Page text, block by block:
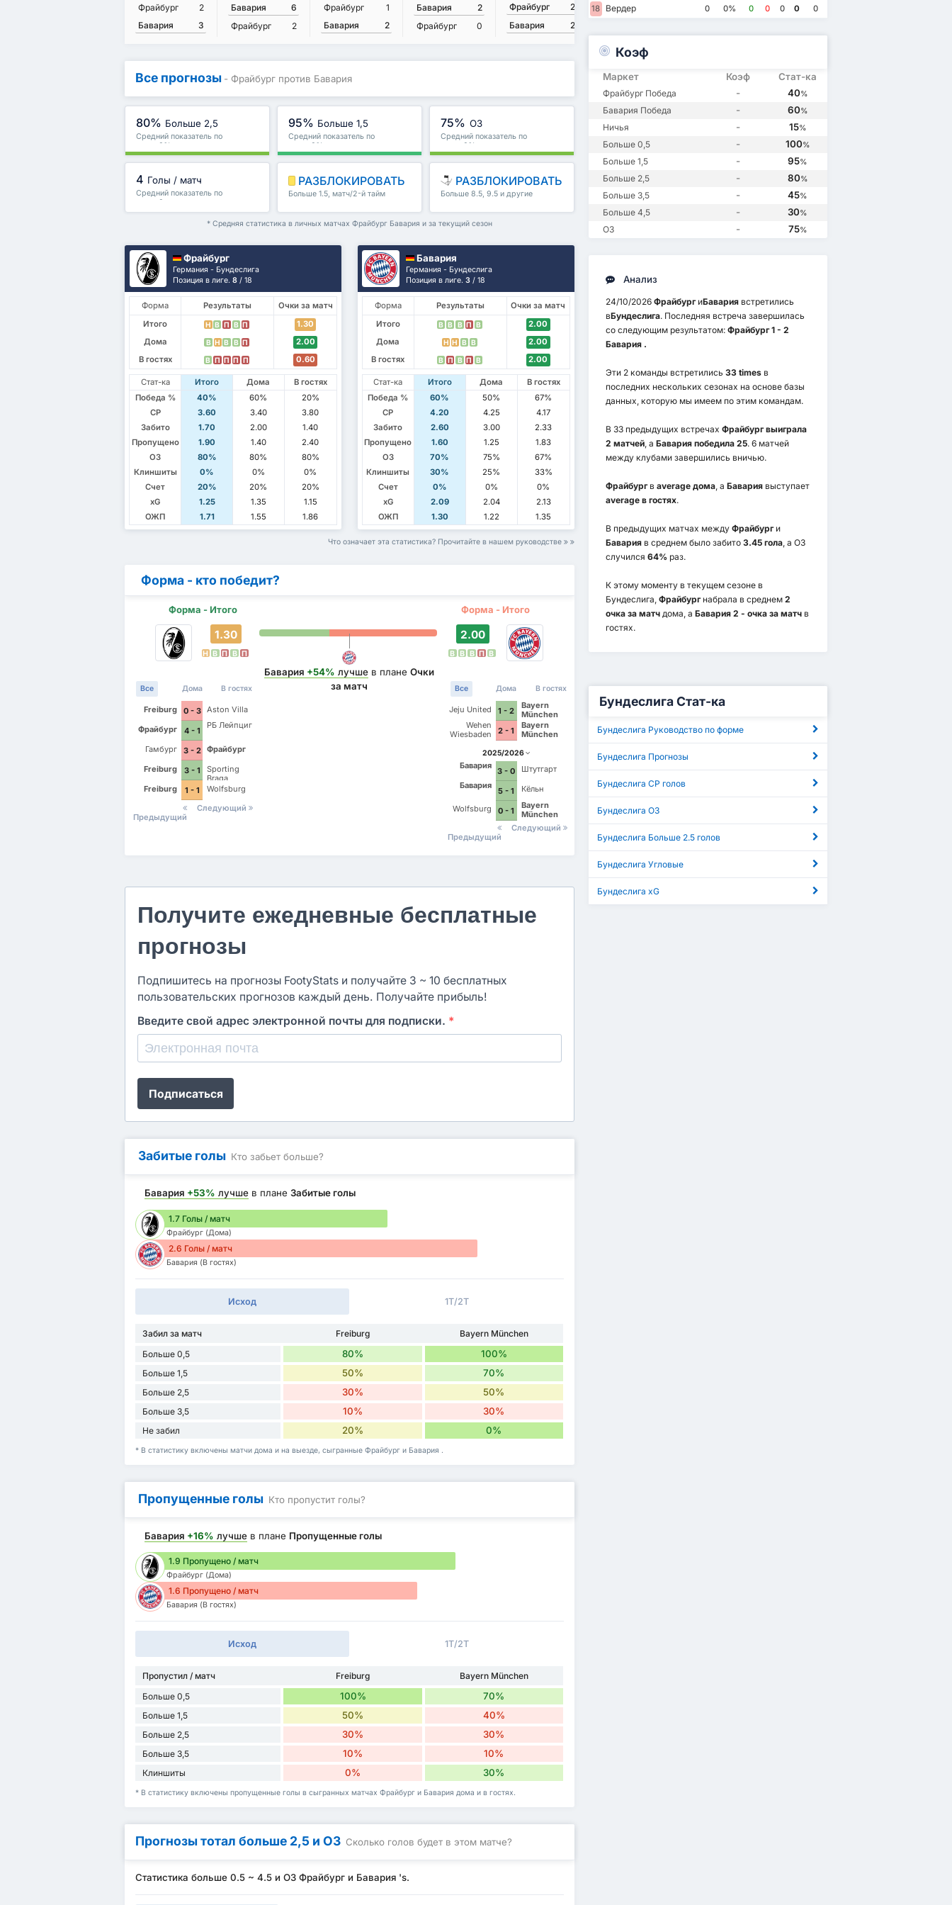
Фрайбург
2
Бавария
3
Бавария
6
Фрайбург
2
Фрайбург
1
Бавария
2
Бавария
2
Фрайбург
0
Фрайбург
2
Бавария
2
Бавария Фрайбург Бавария
Все прогнозы - Фрайбург против Бавария
80% Больше 2,5
Средний показатель по
лиге : 0%
95% Больше 1,5
Средний показатель по
лиге : 0%
75% ОЗ
Средний показатель по
лиге : 0%
4 Голы / матч
Средний показатель по
лиге : 0
РАЗБЛОКИРОВАТЬ
Больше 1.5, матч/2-й тайм
РАЗБЛОКИРОВАТЬ
Больше 8.5, 9.5 и другие
* Средняя статистика в личных матчах Фрайбург Бавария и за текущий сезон
Фрайбург
Германия - Бундеслига
Позиция в лиге.8 / 18
Форма Результаты
Очки за матч
Итого
Н В П В П
1.30
Дома
В Н В В П
2.00
В гостях
В П П П П 0.60
Стат-ка Итого Дома
В гостях
Победа %
40% 60%
20%
СР
3.60 3.40
3.80
Забито
1.70 2.00
1.40
Пропущено
1.90 1.40
2.40
ОЗ
80% 80%
80%
Клиншиты
0% 0%
0%
Счет
20% 20%
20%
xG
1.25 1.35
1.15
ОЖП
1.71 1.55 1.86
Бавария
Германия - Бундеслига
Позиция в лиге.3 / 18
Форма Результаты
Очки за матч
Итого
В В В П В
2.00
Дома
Н Н В В
2.00
В гостях
В П В П В 2.00
Стат-ка Итого Дома
В гостях
Победа %
60% 50%
67%
СР
4.20 4.25
4.17
Забито
2.60 3.00
2.33
Пропущено
1.60 1.25
1.83
ОЗ
70% 75%
67%
Клиншиты
30% 25%
33%
Счет
0% 0%
0%
xG
2.09 2.04
2.13
ОЖП
1.30 1.22 1.35
Что означает эта статистика? Прочитайте в нашем руководстве
Форма - кто победит?
Форма - Итого Форма - Итого
1.30
Н В П В П
Все Дома В гостях
Freiburg 0 - 3
Aston Villa
Фрайбург
4 - 1
РБ Лейпциг
Гамбург 3 - 2
Фрайбург
Freiburg
3 - 1
Sporting
Braga
Freiburg
1 - 1 Wolfsburg
Предыдущий
Следующий
Бавария +54% лучшев плане Очки
за матч
2.00
В В В П В
Все Дома В гостях
Jeju United 1 - 2
Bayern
München
Wehen
Wiesbaden
2 - 1
Bayern
München
2025/2026
Бавария
3 - 0
Штутгарт
Бавария
5 - 1
Кёльн
Wolfsburg
0 - 1
Bayern
München
Предыдущий
Следующий
Получите ежедневные бесплатные
прогнозы
Подпишитесь на прогнозы FootyStats и получайте 3 ~ 10 бесплатных
пользовательских прогнозов каждый день. Получайте прибыль!
Введите свой адрес электронной почты для подписки. *
Подписаться
Забитые голы Кто забьет больше?
Бавария +53% лучше в планеЗабитые голы
1.7 Голы / матч
Фрайбург (Дома)
2.6 Голы / матч
Бавария (В гостях)
Исход 1Т/2Т
Забил за матч Freiburg
Bayern München
Больше 0,5
80% 100%
Больше 1,5 50% 70%
Больше 2,5 30% 50%
Больше 3,5 10% 30%
Не забил 20% 0%
* В статистику включены матчи дома и на выезде, сыгранные Фрайбург и Бавария .
Пропущенные голы Кто пропустит голы?
Бавария +16% лучше в плане Пропущенные голы
1.9 Пропущено / матч
Фрайбург (Дома)
1.6 Пропущено / матч
Бавария (В гостях)
Исход 1Т/2Т
Пропустил / матч Freiburg
Bayern München
Больше 0,5
100% 70%
Больше 1,5 50% 40%
Больше 2,5 30% 30%
Больше 3,5 10% 10%
Клиншиты 0% 30%
* В статистику включены пропущенные голы в сыгранных матчах Фрайбург и Бавария дома и в гостях.
Прогнозы тотал больше 2,5 и ОЗ Сколько голов будет в этом матче?
Статистика больше 0.5 ~ 4.5 и ОЗ Фрайбург и Бавария 's.
18
Вердер 0 0% 0 0 0 0 0
Коэф
Маркет Коэф Стат-ка
Фрайбург Победа - 40%
Бавария Победа - 60%
Ничья - 15%
Больше 0,5 - 100%
Больше 1,5 - 95%
Больше 2,5 - 80%
Больше 3,5 - 45%
Больше 4,5 - 30%
ОЗ - 75%
Анализ
24/10/2026 ФрайбургиБавария встретились
вБундеслига. Последняя встреча завершилась
со следующим результатом: Фрайбург 1 - 2
Бавария .
Эти 2 команды встретились 33 timesв
последних нескольких сезонах на основе базы
данных, которую мы имеем по этим командам.
В 33 предыдущих встречах Фрайбург выиграла
2 матчей, а Бавария победила 25. 6 матчей
между клубами завершились вничью.
Фрайбургв average дома, а Бавария выступает
average в гостях.
В предыдущих матчах между Фрайбурги
Бавария в среднем было забито 3.45 гола, а ОЗ
случился 64% раз.
К этому моменту в текущем сезоне в
Бундеслига, Фрайбургнабрала в среднем 2
очка за матчдома, а Бавария 2 - очка за матчв
гостях.
Бундеслига Стат-ка
Бундеслига Руководство по форме
Бундеслига Прогнозы
Бундеслига СР голов
Бундеслига ОЗ
Бундеслига Больше 2.5 голов
Бундеслига Угловые
Бундеслига xG